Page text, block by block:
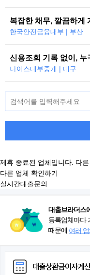
한국안전금융대부 | 부산
나이스대부중개 | 대구
제휴 종료된 업체입니다. 다른
다른 업체 확인하기
실시간대출문의
대출브라더스
등록업체마다
때문에 여러